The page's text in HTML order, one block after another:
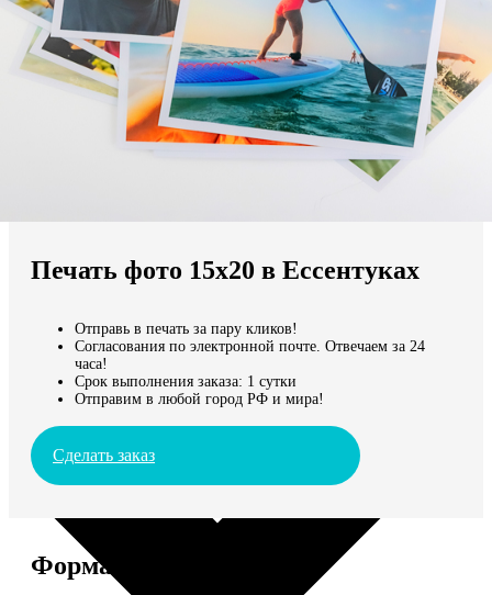
Мы доставляем по всему миру
Продолжить без города
Печать фото 15х20 в Ессентуках
Отправь в печать за пару кликов!
Согласования по электронной почте. Отвечаем за 24
часа!
Срок выполнения заказа: 1 сутки
Отправим в любой город РФ и мира!
Сделать заказ
Форматы и цены